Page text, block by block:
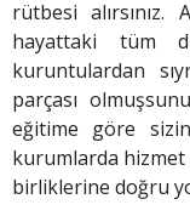
rütbesi
hayattaki tüm
kuruntulardan
parçası
eğitime göre
kurumlarda hizmet
birliklerine doğru